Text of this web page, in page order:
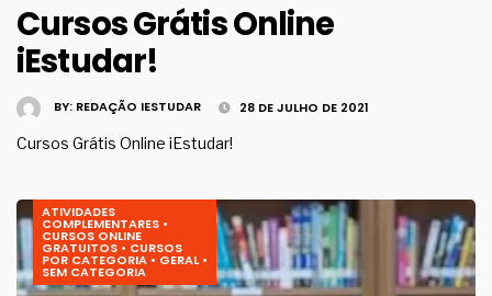
Cursos Grátis Online
iEstudar!
BY: REDAÇÃO IESTUDAR 28 DE JULHO DE 2021
Cursos Grátis Online iEstudar!
ATIVIDADES
COMPLEMENTARES •
CURSOS ONLINE
GRATUITOS • CURSOS
POR CATEGORIA • GERAL•
SEM CATEGORIA